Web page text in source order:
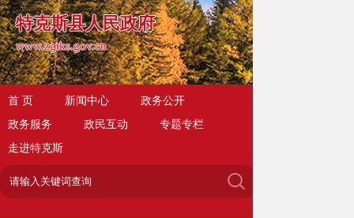
特克斯县人民政府
www.zgtks.gov.cn
首 页 新闻中心
政务公开
政务服务
政民互动
专题专栏
走进特克斯